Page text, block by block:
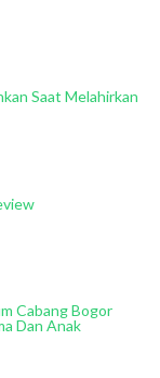
Saat Melahirkan
Cabang Bogor
Dan Anak